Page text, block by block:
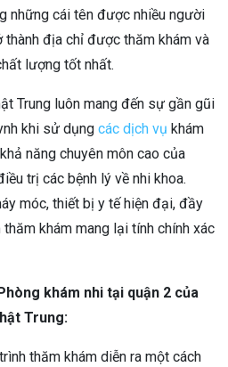
những cái tên được nhiều người
thành địa chỉ được thăm khám và
lượng tốt nhất.
Trung luôn mang đến sự gần gũi
khi sử dụng các dịch vụ khám
năng chuyên môn cao của
trị các bệnh lý về nhi khoa.
móc, thiết bị y tế hiện đại, đầy
khám mang lại tính chính xác
khám nhi tại quận 2 của
Trung:
thăm khám diễn ra một cách